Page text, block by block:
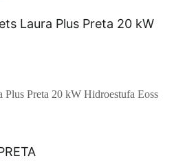
Plus Preta 20 kW Hidroestufa Eoss